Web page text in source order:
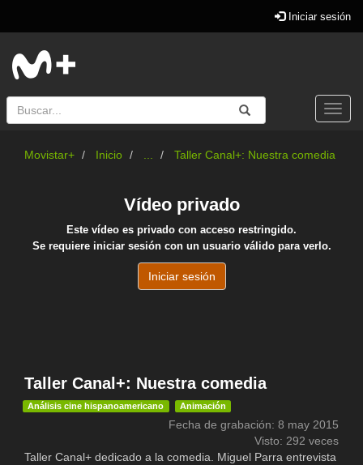
Iniciar sesión
Buscar Enviar
Buscar
Movistar+ Inicio Taller Canal+: Nuestra comedia
Taller Canal+: Nuestra comedia
Análisis cine hispanoamericano Animación
Fecha de grabación: 8 may 2015
Visto: 292 veces
Taller Canal+ dedicado a la comedia. Miguel Parra entrevista